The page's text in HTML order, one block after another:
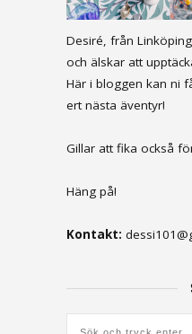
Desiré, från
och älskar att
Här i bloggen kan ni
ert nästa äventyr!
Gillar att fika också
Häng på!
Kontakt: